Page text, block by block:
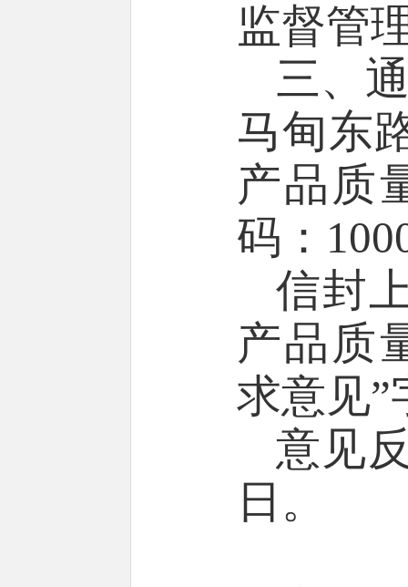
监督管
三、
马甸东
产品质
码：
信封
产品质
求意见”
意见
日。